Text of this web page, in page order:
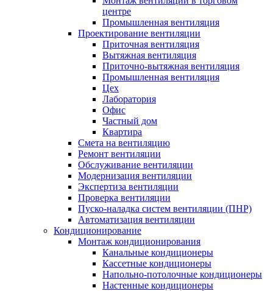
центре
Промышленная вентиляция
Проектирование вентиляции
Приточная вентиляция
Вытяжная вентиляция
Приточно-вытяжная вентиляция
Промышленная вентиляция
Цех
Лаборатория
Офис
Частный дом
Квартира
Смета на вентиляцию
Ремонт вентиляции
Обслуживание вентиляции
Модернизация вентиляции
Экспертиза вентиляции
Проверка вентиляции
Пуско-наладка систем вентиляции (ПНР)
Автоматизация вентиляции
Кондиционирование
Монтаж кондиционирования
Канальные кондиционеры
Кассетные кондиционеры
Напольно-потолочные кондиционеры
Настенные кондиционеры